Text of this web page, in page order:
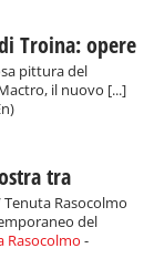
Troina: opere
pittura del
il nuovo [...]
tra
Tenuta Rasocolmo
del
Rasocolmo -